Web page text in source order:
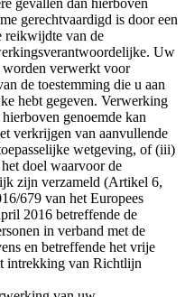
gevallen dan hierboven
gerechtvaardigd is door een
reikwijdte van de
Uw
worden verwerkt voor
de toestemming die u aan
hebt gegeven. Verwerking
genoemde kan
verkrijgen van aanvullende
wetgeving, of (iii)
doel waarvoor de
zijn verzameld (Artikel 6,
679 van het Europees
2016 betreffende de
in verband met de
en betreffende het vrije
intrekking van Richtlijn